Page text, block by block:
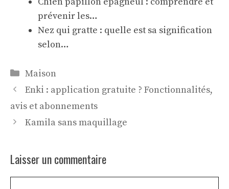
prévenir les…
Nez qui gratte : quelle est sa signification
selon…
Catégories
Maison
Enki : application gratuite ? Fonctionnalités,
avis et abonnements
Kamila sans maquillage
Laisser un commentaire